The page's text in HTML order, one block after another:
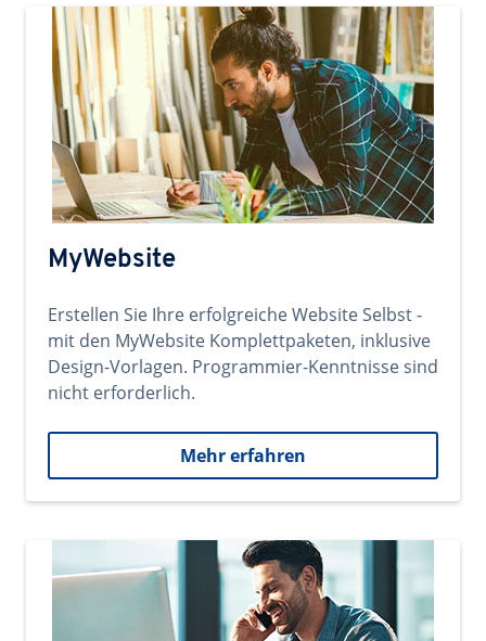
MyWebsite
Erstellen Sie Ihre erfolgreiche Website Selbst -
mit den MyWebsite Komplettpaketen, inklusive
Design-Vorlagen. Programmier-Kenntnisse sind
nicht erforderlich.
Mehr erfahren